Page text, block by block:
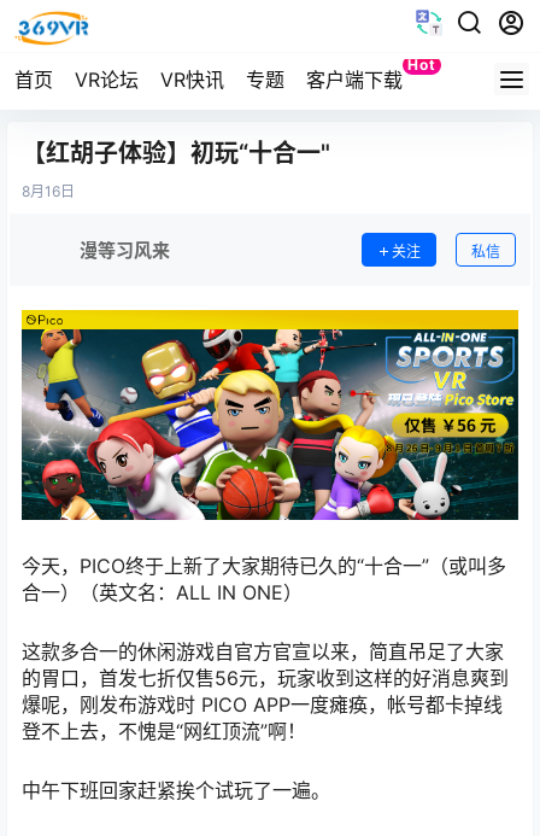
首页 VR论坛 VR快讯 专题 客户端下载
Hot
Quest
【红胡子体验】初玩“十合一"
8月 16日
漫等习风来 关注 私信
今天，PICO终于上新了大家期待已久的“十合一”（或叫多
合一）（英文名：ALL IN ONE）
这款多合一的休闲游戏自官方官宣以来，简直吊足了大家
的胃口，首发七折仅售56元，玩家收到这样的好消息爽到
爆呢，刚发布游戏时 PICO APP一度瘫痪，帐号都卡掉线
登不上去，不愧是“网红顶流”啊！
中午下班回家赶紧挨个试玩了一遍。